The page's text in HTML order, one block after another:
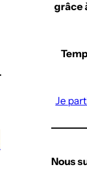
grâce
Je
Nous